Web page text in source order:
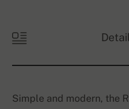
Simple and modern, the